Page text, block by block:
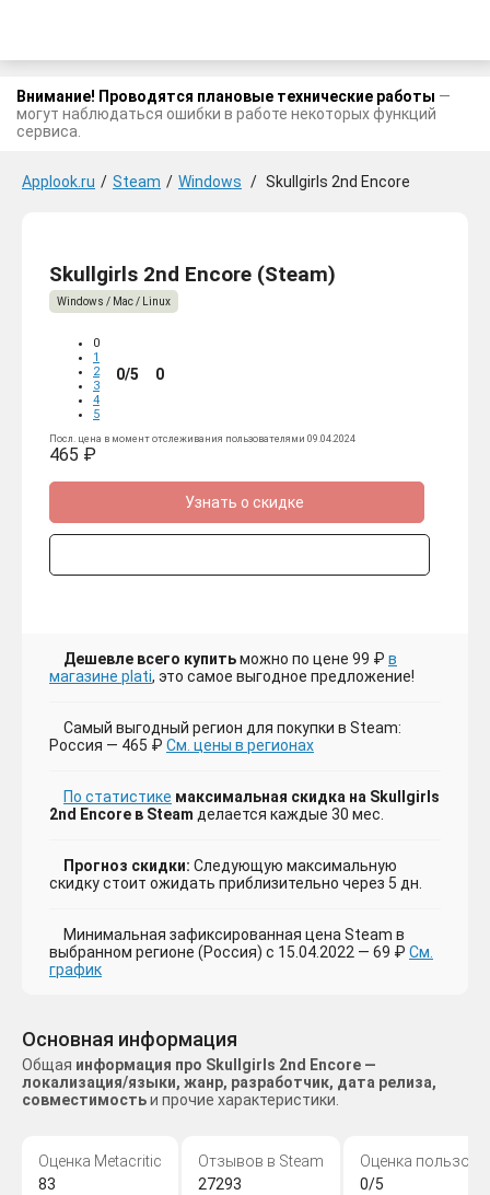
Внимание! Проводятся плановые технические работы —
могут наблюдаться ошибки в работе некоторых функций
сервиса.
Applook.ru / Steam / Windows / Skullgirls 2nd Encore
Skullgirls 2nd Encore (Steam)
Windows / Mac / Linux
0
1
2
3
4
5
0/5 0
Посл. цена в момент отслеживания пользователями 09.04.2024
465 ₽
Узнать о скидке
Дешевле всего купитьможно по цене 99 ₽ в
магазине plati, это самое выгодное предложение!
Самый выгодный регион для покупки в Steam:
Россия — 465 ₽ См. цены в регионах
По статистике максимальная скидка на Skullgirls
2nd Encore в Steam делается каждые 30 мес.
Прогноз скидки: Следующую максимальную
скидку стоит ожидать приблизительно через 5 дн.
Минимальная зафиксированная цена Steam в
выбранном регионе (Россия) с 15.04.2022 — 69 ₽ См.
график
Основная информация
Общая информация про Skullgirls 2nd Encore —
локализация/языки, жанр, разработчик, дата релиза,
совместимостьи прочие характеристики.
Оценка Metacritic
83
Отзывов в Steam
27293
Оценка
0/5